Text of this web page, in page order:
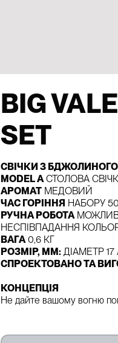
BIG
SET
СВІЧКИ З
MODEL AСТОЛОВА
АРОМАТ МЕДОВИЙ
ЧАС ГОРІННЯ НАБОРУ
РУЧНА РОБОТА
НЕСПІВПАДАННЯ
ВАГА0,6 КГ
РОЗМІР, ММ: ДІАМЕТР
СПРОЕКТОВАНО ТА
КОНЦЕПЦІЯ
Не дайте вашому вогню